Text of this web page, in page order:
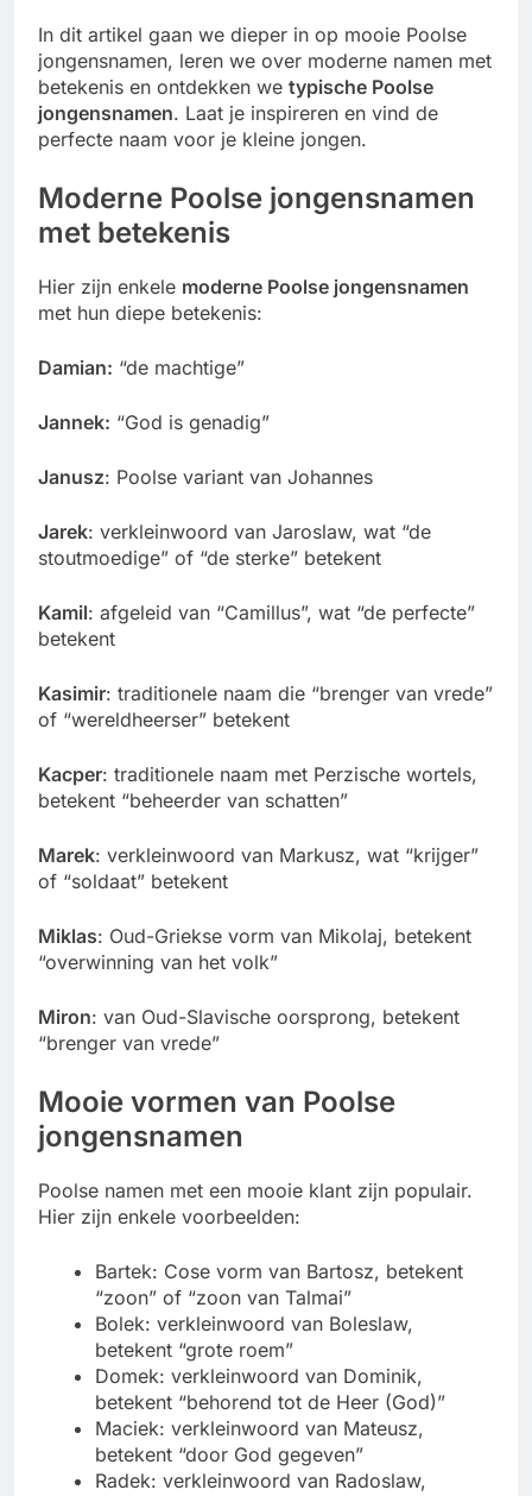
In dit artikel gaan we dieper in op mooie Poolse
jongensnamen, leren we over moderne namen met
betekenis en ontdekken we typische Poolse
jongensnamen. Laat je inspireren en vind de
perfecte naam voor je kleine jongen.
Moderne Poolse jongensnamen
met betekenis
Hier zijn enkele moderne Poolse jongensnamen
met hun diepe betekenis:
Damian: “de machtige”
Jannek: “God is genadig”
Janusz: Poolse variant van Johannes
Jarek: verkleinwoord van Jaroslaw, wat “de
stoutmoedige” of “de sterke” betekent
Kamil: afgeleid van “Camillus”, wat “de perfecte”
betekent
Kasimir: traditionele naam die “brenger van vrede”
of “wereldheerser” betekent
Kacper: traditionele naam met Perzische wortels,
betekent “beheerder van schatten”
Marek: verkleinwoord van Markusz, wat “krijger”
of “soldaat” betekent
Miklas: Oud-Griekse vorm van Mikolaj, betekent
“overwinning van het volk”
Miron: van Oud-Slavische oorsprong, betekent
“brenger van vrede”
Mooie vormen van Poolse
jongensnamen
Poolse namen met een mooie klant zijn populair.
Hier zijn enkele voorbeelden:
Bartek: Cose vorm van Bartosz, betekent
“zoon” of “zoon van Talmai”
Bolek: verkleinwoord van Boleslaw,
betekent “grote roem”
Domek: verkleinwoord van Dominik,
betekent “behorend tot de Heer (God)”
Maciek: verkleinwoord van Mateusz,
betekent “door God gegeven”
Radek: verkleinwoord van Radoslaw,